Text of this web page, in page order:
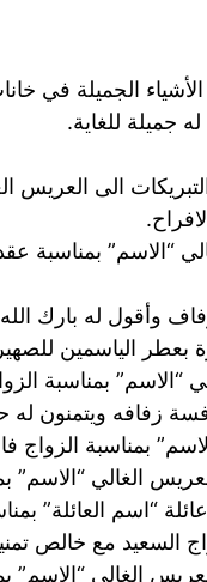
الجميلة في
جميلة للغاية.
الى العريس
“الاسم”
وأقول له بارك
بعطر الياسمين
“الاسم” بمناسبة
زفافه ويتمنون
بمناسبة
الغالي
“اسم العائلة”
السعيد مع خالص
الغالي